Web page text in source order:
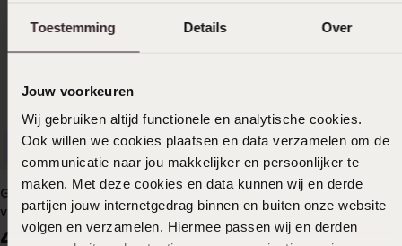
Toestemming Details Over
Jouw voorkeuren
Wij gebruiken altijd functionele en analytische cookies.
Ook willen we cookies plaatsen en data verzamelen om de
communicatie naar jou makkelijker en persoonlijker te
maken. Met deze cookies en data kunnen wij en derde
partijen jouw internetgedrag binnen en buiten onze website
volgen en verzamelen. Hiermee passen wij en derden
Gerecycleerd stalen
verlengstukje rose
4 99
Duurzamer Waterproof